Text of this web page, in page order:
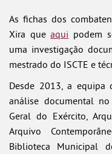
As fichas dos
Xira queaqui podem
uma investigação
mestrado do ISCTE e
Desde 2013, a
análise documental
Geral do Exército,
Arquivo
Biblioteca Municipal